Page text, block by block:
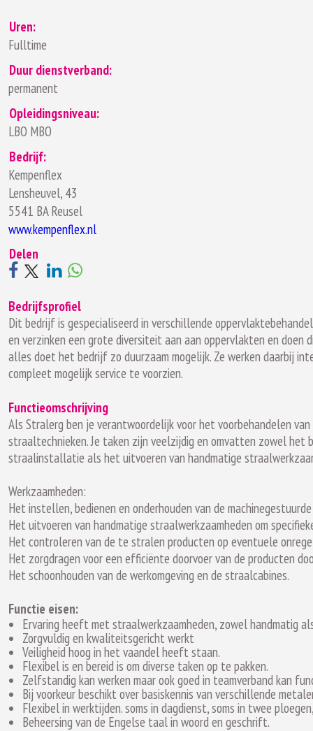
Uren:
Fulltime
Duur dienstverband:
permanent
Opleidingsniveau:
LBO MBO
Bedrijf:
Kempenflex
Lensheuvel, 43
5541 BA Reusel
www.kempenflex.nl
Delen
Bedrijfsprofiel
Dit bedrijf is gespecialiseerd in verschillende
en verzinken een grote diversiteit aan aan oppervlakten en
alles doet het bedrijf zo duurzaam mogelijk. Ze werken daarbij
compleet mogelijk service te voorzien.
Functieomschrijving
Als Stralerg ben je verantwoordelijk voor het voorbehandelen
straaltechnieken. Je taken zijn veelzijdig en omvatten zowel het
straalinstallatie als het uitvoeren van handmatige
Werkzaamheden:
Het instellen, bedienen en onderhouden van de
Het uitvoeren van handmatige straalwerkzaamheden om
Het controleren van de te stralen producten op eventuele
Het zorgdragen voor een efficiënte doorvoer van de producten
Het schoonhouden van de werkomgeving en de straalcabines.
Functie eisen:
Ervaring heeft met straalwerkzaamheden, zowel handmatig
Zorgvuldig en kwaliteitsgericht werkt
Veiligheid hoog in het vaandel heeft staan.
Flexibel is en bereid is om diverse taken op te pakken.
Zelfstandig kan werken maar ook goed in teamverband kan
Bij voorkeur beschikt over basiskennis van verschillende
Flexibel in werktijden. soms in dagdienst, soms in twee
Beheersing van de Engelse taal in woord en geschrift.